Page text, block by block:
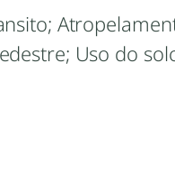
Uso do